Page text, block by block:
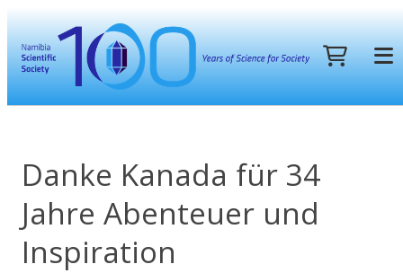
Danke Kanada für 34
Jahre Abenteuer und
Inspiration